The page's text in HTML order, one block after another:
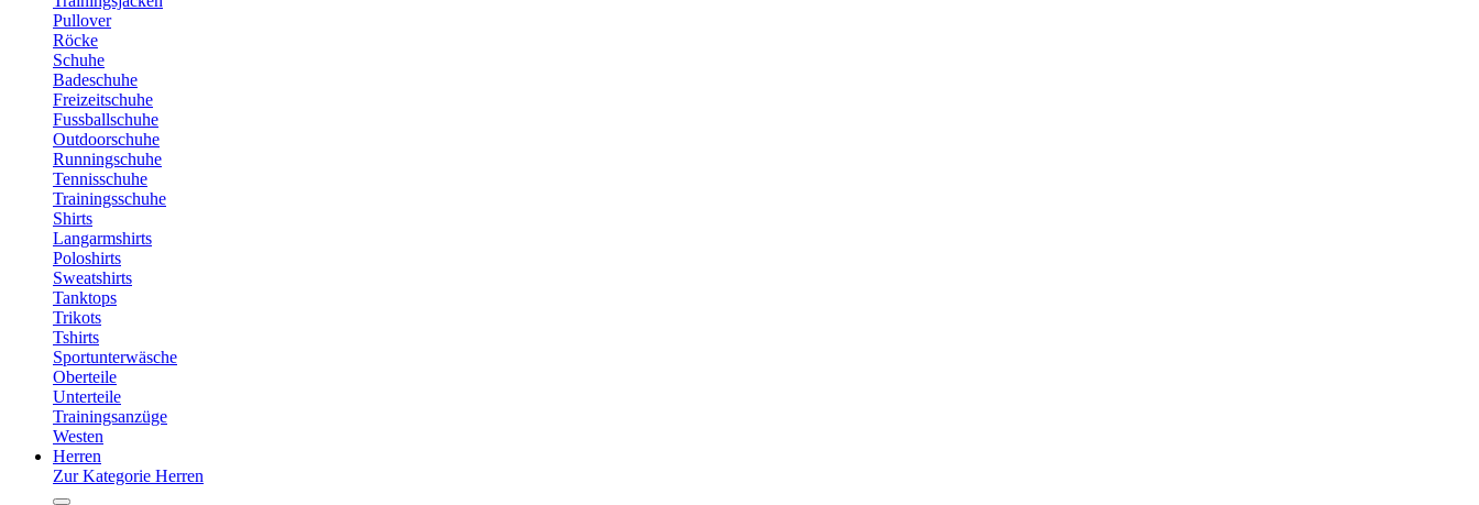
Pullover
Röcke
Schuhe
Badeschuhe
Freizeitschuhe
Fussballschuhe
Outdoorschuhe
Runningschuhe
Tennisschuhe
Trainingsschuhe
Shirts
Langarmshirts
Poloshirts
Sweatshirts
Tanktops
Trikots
Tshirts
Sportunterwäsche
Oberteile
Unterteile
Trainingsanzüge
Westen
Herren
Zur Kategorie Herren